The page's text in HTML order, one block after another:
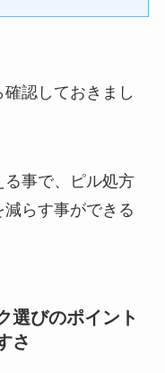
認しておきまし
事で、ピル処方
らす事ができる
選びのポイント
さ